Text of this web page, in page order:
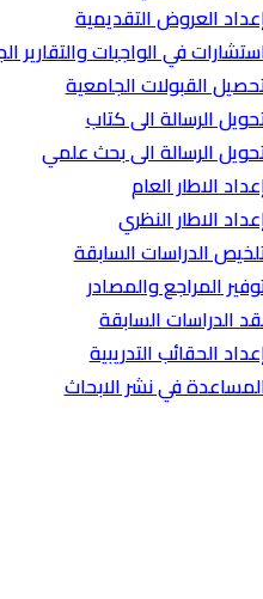
العروض التقديمية
في الواجبات والتقارير
القبولات الجامعية
الرسالة الى كتاب
الرسالة الى بحث علمي
الاطار العام
الاطار النظري
الدراسات السابقة
المراجع والمصادر
الدراسات السابقة
الحقائب التدريبية
في نشر الابحاث